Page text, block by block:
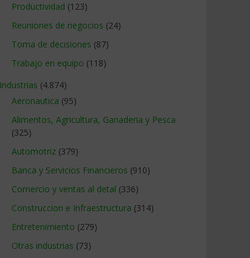
Productividad (123)
Reuniones de negocios (24)
Toma de decisiones (87)
Trabajo en equipo (118)
Industrias (4.874)
Aeronautica (95)
Alimentos, Agricultura, Ganaderia y Pesca
(325)
Automotriz (379)
Banca y Servicios Financieros (910)
Comercio y ventas al detal (336)
Construccion e Infraestructura (314)
Entretenimiento (279)
Otras industrias (73)